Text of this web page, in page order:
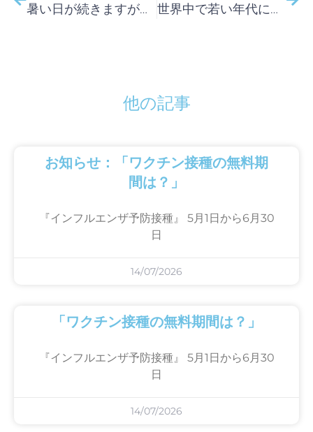
暑い日が続きますが、水分は取っていますか？ 世界中で若い年代に最も多い性感染症は？
他の記事
お知らせ：「ワクチン接種の無料期
間は？」
『インフルエンザ予防接種』 5月1日から6月30
日
14/07/2026
「ワクチン接種の無料期間は？」
『インフルエンザ予防接種』 5月1日から6月30
日
14/07/2026